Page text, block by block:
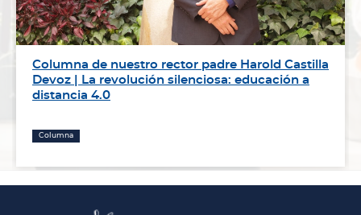
Columna de nuestro rector padre Harold Castilla
Devoz | La revolución silenciosa: educación a
distancia 4.0
Columna